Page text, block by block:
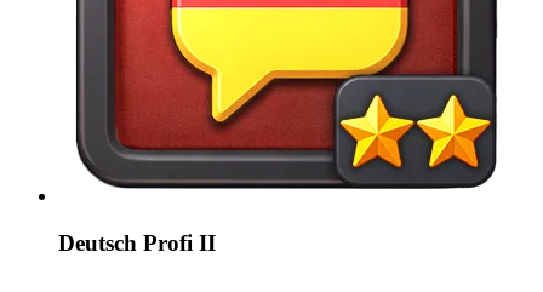
Deutsch Profi II